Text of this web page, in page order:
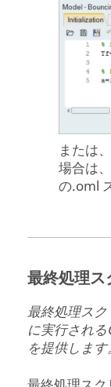
または
場合は、
の.oml
最終処理ス
最終処理ス
に実行され
を提供します。